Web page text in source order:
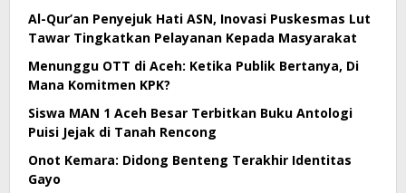
Al-Qur’an Penyejuk Hati ASN, Inovasi Puskesmas Lut
Tawar Tingkatkan Pelayanan Kepada Masyarakat
Menunggu OTT di Aceh: Ketika Publik Bertanya, Di
Mana Komitmen KPK?
Siswa MAN 1 Aceh Besar Terbitkan Buku Antologi
Puisi Jejak di Tanah Rencong
Onot Kemara: Didong Benteng Terakhir Identitas
Gayo